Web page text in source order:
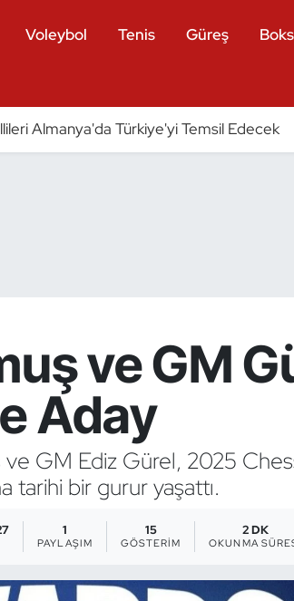
Voleybol Tenis Güreş Boks
Almanya'da Türkiye'yi Temsil Edecek
ve GM
Aday
ve GM Ediz Gürel, 2025
tarihi bir gurur yaşattı.
1
PAYLAŞIM
15
GÖSTERIM
2 DK
OKUNMA